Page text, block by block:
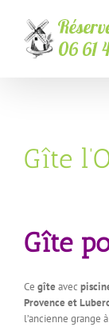
contenu
Gîte
Gîte
Ce gîte avec
Provence et
l’ancienne grange